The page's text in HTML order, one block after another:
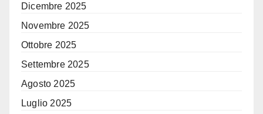
Dicembre 2025
Novembre 2025
Ottobre 2025
Settembre 2025
Agosto 2025
Luglio 2025